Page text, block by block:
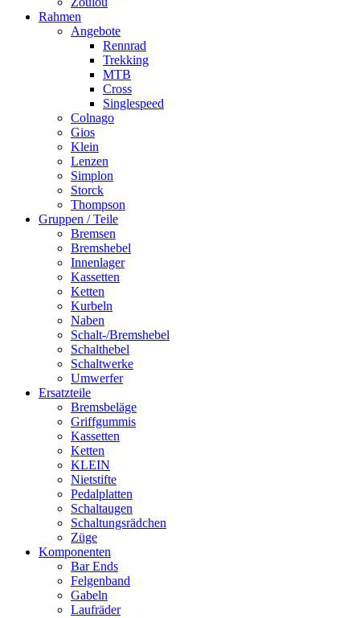
Rahmen
Angebote
Rennrad
Trekking
MTB
Cross
Singlespeed
Colnago
Gios
Klein
Lenzen
Simplon
Storck
Thompson
Gruppen / Teile
Bremsen
Bremshebel
Innenlager
Kassetten
Ketten
Kurbeln
Naben
Schalt-/Bremshebel
Schalthebel
Schaltwerke
Umwerfer
Ersatzteile
Bremsbeläge
Griffgummis
Kassetten
Ketten
KLEIN
Nietstifte
Pedalplatten
Schaltaugen
Schaltungsrädchen
Züge
Komponenten
Bar Ends
Felgenband
Gabeln
Laufräder